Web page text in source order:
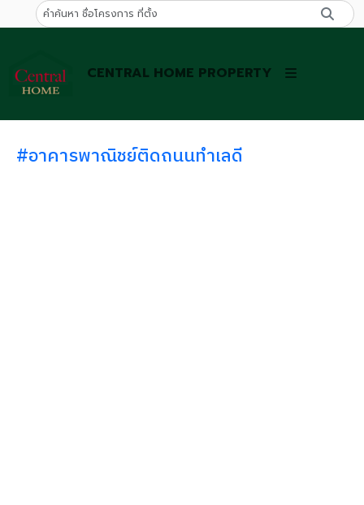
CENTRAL HOME PROPERTY
#อาคารพาณิชย์ติดถนนทำเลดี